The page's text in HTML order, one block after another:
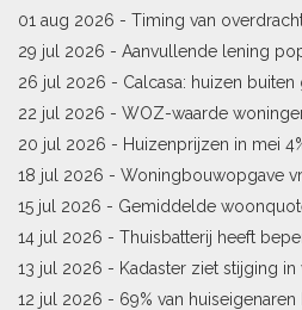
01 aug 2026 - Timing van
woningprijs
29 jul 2026 - Aanvullende lening
starters
26 jul 2026 - Calcasa: huizen
sneller meer waard
22 jul 2026 - WOZ-waarde
Limburg en Pekela
20 jul 2026 - Huizenprijzen in mei
woningverkopen
18 jul 2026 - Woningbouwopgave
vergunningen
15 jul 2026 - Gemiddelde
14 jul 2026 - Thuisbatterij heeft
energielabel
13 jul 2026 - Kadaster ziet stijging in
kopers
12 jul 2026 - 69% van